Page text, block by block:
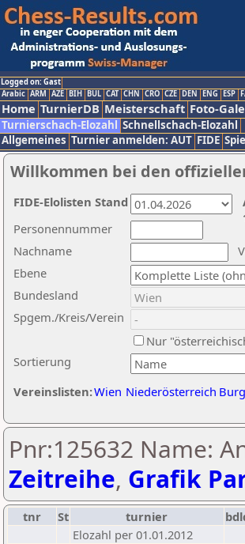
Logged on: Gast
Arabic ARM AZE BIH BUL CAT CHN CRO CZE DEN ENG ESP
Home TurnierDB Meisterschaft Foto-
Turnierschach-Elozahl Schnellschach-Elozahl
Allgemeines Turnier anmelden: AUT FIDE
Willkommen bei den
Nachname
Ebene
Sortierung
Personennummer
Bundesland
Spgem./Kreis/Verein
Nur
Vereinslisten:Wien Niederösterreich
FIDE-Elolisten Stand
Pnr:125632 Name:
Zeitreihe, Grafik
tnr St turnier
Elozahl per 01.01.2012